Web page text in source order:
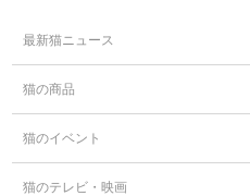
最新猫ニュース
猫の商品
猫のイベント
猫のテレビ・映画